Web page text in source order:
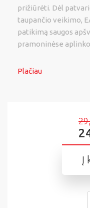
prižiūrėti. Dėl
taupančio veikimo,
patikimą saugos
pramoninėse
Plačiau
Į